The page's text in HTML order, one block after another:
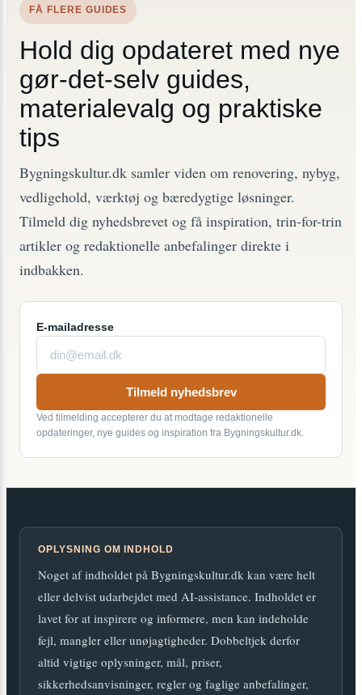
FÅ FLERE GUIDES
Hold dig opdateret med nye
gør-det-selv guides,
materialevalg og praktiske
tips
Bygningskultur.dk samler viden om renovering, nybyg,
vedligehold, værktøj og bæredygtige løsninger.
Tilmeld dig nyhedsbrevet og få inspiration, trin-for-trin
artikler og redaktionelle anbefalinger direkte i
indbakken.
E-mailadresse
Tilmeld nyhedsbrev
Ved tilmelding accepterer du at modtage redaktionelle
opdateringer, nye guides og inspiration fra Bygningskultur.dk.
OPLYSNING OM INDHOLD
Noget af indholdet på Bygningskultur.dk kan være helt
eller delvist udarbejdet med AI-assistance. Indholdet er
lavet for at inspirere og informere, men kan indeholde
fejl, mangler eller unøjagtigheder. Dobbeltjek derfor
altid vigtige oplysninger, mål, priser,
sikkerhedsanvisninger, regler og faglige anbefalinger,